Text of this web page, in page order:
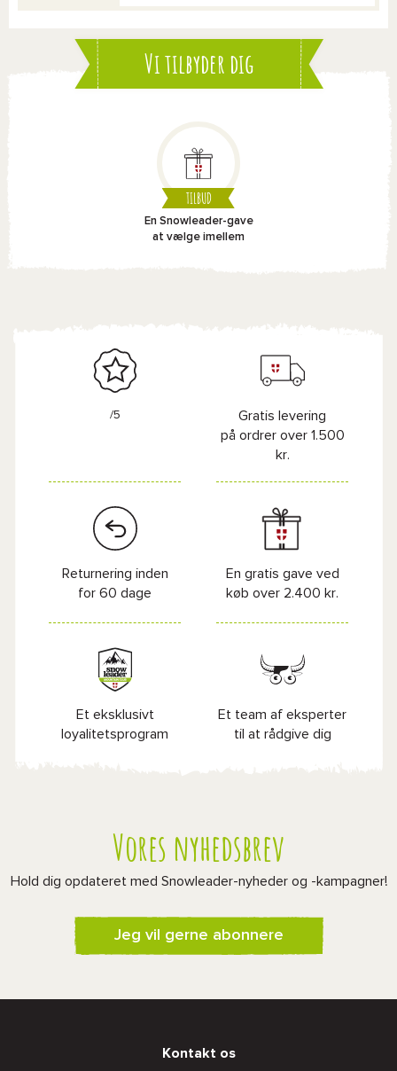
Vi tilbyder dig
TILBUD
En Snowleader-gave
at vælge imellem
/5
Gratis levering
på ordrer over 1.500
kr.
Returnering inden
for 60 dage
En gratis gave ved
køb over 2.400 kr.
Et eksklusivt
loyalitetsprogram
Et team af eksperter
til at rådgive dig
Vores nyhedsbrev
Hold dig opdateret med Snowleader-nyheder og -kampagner!
Jeg vil gerne abonnere
Kontakt os